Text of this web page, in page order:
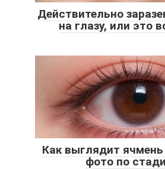
Действительно
на глазу, или это
Как выглядит ячмень
фото по